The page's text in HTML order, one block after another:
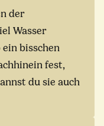
der
Wasser
bisschen
fest,
du sie auch